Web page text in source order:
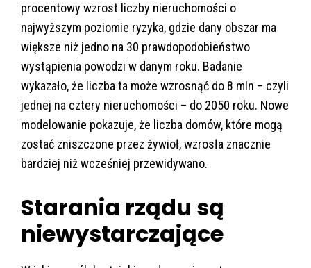
procentowy wzrost liczby nieruchomości o
najwyższym poziomie ryzyka, gdzie dany obszar ma
większe niż jedno na 30 prawdopodobieństwo
wystąpienia powodzi w danym roku. Badanie
wykazało, że liczba ta może wzrosnąć do 8 mln – czyli
jednej na cztery nieruchomości – do 2050 roku. Nowe
modelowanie pokazuje, że liczba domów, które mogą
zostać zniszczone przez żywioł, wzrosła znacznie
bardziej niż wcześniej przewidywano.
Starania rządu są
niewystarczające